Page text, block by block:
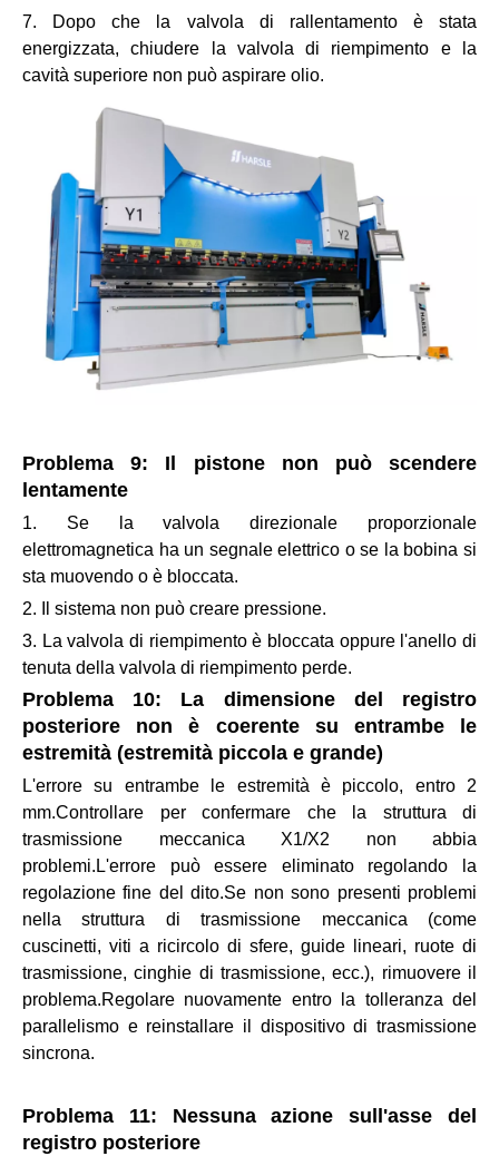
7. Dopo che la valvola di rallentamento è stata
energizzata, chiudere la valvola di riempimento e la
cavità superiore non può aspirare olio.
Problema 9: Il pistone non può scendere
lentamente
1. Se la valvola direzionale proporzionale
elettromagnetica ha un segnale elettrico o se la bobina si
sta muovendo o è bloccata.
2. Il sistema non può creare pressione.
3. La valvola di riempimento è bloccata oppure l'anello di
tenuta della valvola di riempimento perde.
Problema 10: La dimensione del registro
posteriore non è coerente su entrambe le
estremità (estremità piccola e grande)
L'errore su entrambe le estremità è piccolo, entro 2
mm.Controllare per confermare che la struttura di
trasmissione meccanica X1/X2 non abbia
problemi.L'errore può essere eliminato regolando la
regolazione fine del dito.Se non sono presenti problemi
nella struttura di trasmissione meccanica (come
cuscinetti, viti a ricircolo di sfere, guide lineari, ruote di
trasmissione, cinghie di trasmissione, ecc.), rimuovere il
problema.Regolare nuovamente entro la tolleranza del
parallelismo e reinstallare il dispositivo di trasmissione
sincrona.
Problema 11: Nessuna azione sull'asse del
registro posteriore